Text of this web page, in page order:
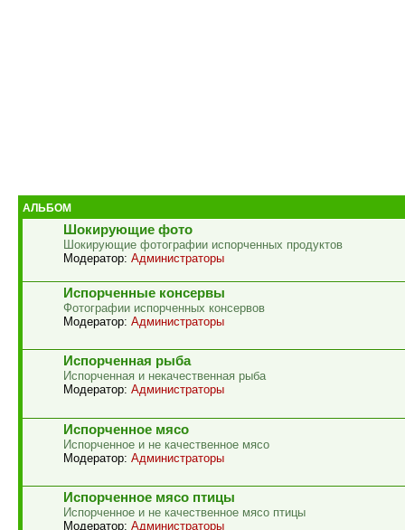
АЛЬБОМ
Шокирующие фото
Шокирующие фотографии испорченных продуктов
Модератор: Администраторы
Испорченные консервы
Фотографии испорченных консервов
Модератор: Администраторы
Испорченная рыба
Испорченная и некачественная рыба
Модератор: Администраторы
Испорченное мясо
Испорченное и не качественное мясо
Модератор: Администраторы
Испорченное мясо птицы
Испорченное и не качественное мясо птицы
Модератор: Администраторы